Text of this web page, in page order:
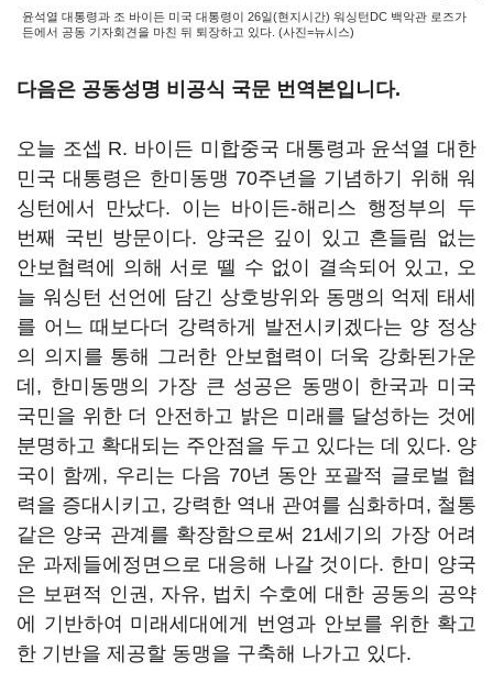
윤석열 대통령과 조 바이든 미국 대통령이 26일(현지시간) 워싱턴DC 백악관 로즈가
든에서 공동 기자회견을 마친 뒤 퇴장하고 있다. (사진=뉴시스)
다음은 공동성명 비공식 국문 번역본입니다.
오늘 조셉 R. 바이든 미합중국 대통령과 윤석열 대한
민국 대통령은 한미동맹 70주년을 기념하기 위해 워
싱턴에서 만났다. 이는 바이든-해리스 행정부의 두
번째 국빈 방문이다. 양국은 깊이 있고 흔들림 없는
안보협력에 의해 서로 뗄 수 없이 결속되어 있고, 오
늘 워싱턴 선언에 담긴 상호방위와 동맹의 억제 태세
를 어느 때보다더 강력하게 발전시키겠다는 양 정상
의 의지를 통해 그러한 안보협력이 더욱 강화된가운
데, 한미동맹의 가장 큰 성공은 동맹이 한국과 미국
국민을 위한 더 안전하고 밝은 미래를 달성하는 것에
분명하고 확대되는 주안점을 두고 있다는 데 있다. 양
국이 함께, 우리는 다음 70년 동안 포괄적 글로벌 협
력을 증대시키고, 강력한 역내 관여를 심화하며, 철통
같은 양국 관계를 확장함으로써 21세기의 가장 어려
운 과제들에정면으로 대응해 나갈 것이다. 한미 양국
은 보편적 인권, 자유, 법치 수호에 대한 공동의 공약
에 기반하여 미래세대에게 번영과 안보를 위한 확고
한 기반을 제공할 동맹을 구축해 나가고 있다.